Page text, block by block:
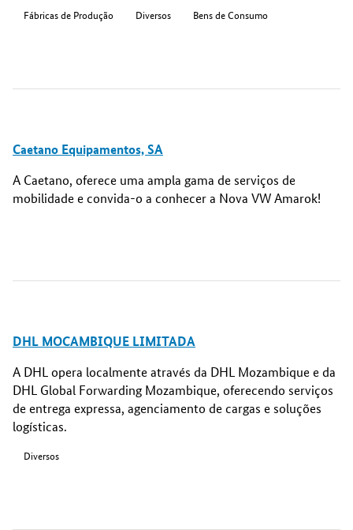
Fábricas de Produção Diversos Bens de Consumo
Caetano Equipamentos, SA
A Caetano, oferece uma ampla gama de serviços de
mobilidade e convida-o a conhecer a Nova VW Amarok!
DHL MOCAMBIQUE LIMITADA
A DHL opera localmente através da DHL Mozambique e da
DHL Global Forwarding Mozambique, oferecendo serviços
de entrega expressa, agenciamento de cargas e soluções
logísticas.
Diversos